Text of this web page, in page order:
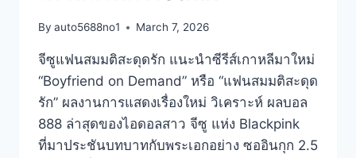
By auto5688no1 March 7, 2026
จีซูแฟนสมมติสะดุดรัก แนะนำซีรีส์เกาหลีมาใหม่
“Boyfriend on Demand” หรือ “แฟนสมมติสะดุด
รัก” ผลงานการแสดงเรื่องใหม่ วิเคราะห์ ผลบอล
888 ล่าสุดของไอดอลสาว จีซู แห่ง Blackpink
ที่มาประชันบทบาทกับพระเอกอย่าง ซออินกุก 2.5